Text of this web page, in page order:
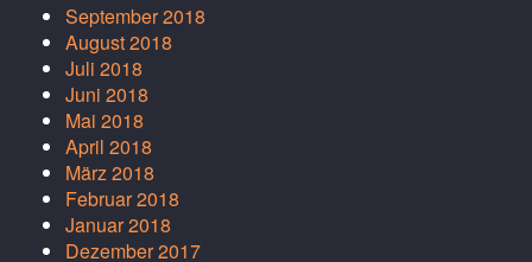
September 2018
August 2018
Juli 2018
Juni 2018
Mai 2018
April 2018
März 2018
Februar 2018
Januar 2018
Dezember 2017